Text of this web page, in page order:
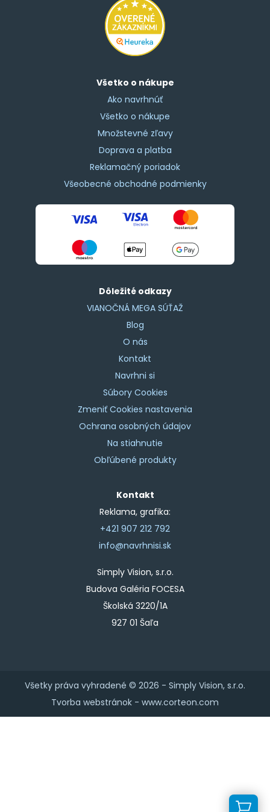
Všetko o nákupe
Ako navrhnúť
Všetko o nákupe
Množstevné zľavy
Doprava a platba
Reklamačný poriadok
Všeobecné obchodné podmienky
Dôležité odkazy
VIANOČNÁ MEGA SÚŤAŽ
Blog
O nás
Kontakt
Navrhni si
Súbory Cookies
Zmeniť Cookies nastavenia
Ochrana osobných údajov
Na stiahnutie
Obľúbené produkty
Kontakt
Reklama, grafika:
+421 907 212 792
info@navrhnisi.sk
Simply Vision, s.r.o.
Budova Galéria FOCESA
Školská 3220/1A
927 01 Šaľa
Všetky práva vyhradené © 2026 - Simply Vision, s.r.o.
Tvorba webstránok - www.corteon.com